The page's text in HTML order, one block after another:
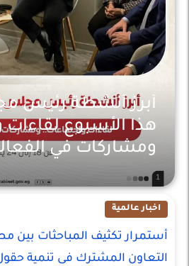
اخبار عالمية
أبرز أنشطة رئيس
هذا الأسبوع لقاءات
ومشاركات في
اخبار عالمية
أستمرار تكثيف المباحثات
التعاون المشترك فى تنمية حقول